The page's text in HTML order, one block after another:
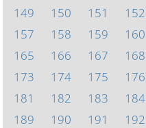
149
150 151 152
157
158 159 160
165
166 167 168
173
174 175 176
181
182 183 184
189
190 191 192